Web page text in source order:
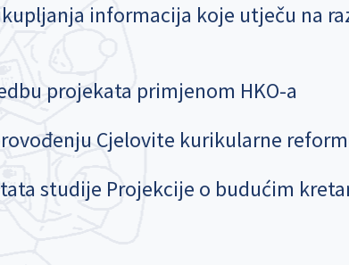
informacija koje utječu na
projekata primjenom HKO-a
Cjelovite kurikularne
studije Projekcije o budućim